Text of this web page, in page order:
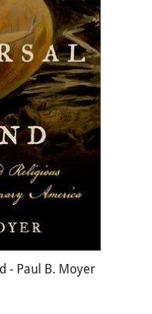
- Paul B. Moyer